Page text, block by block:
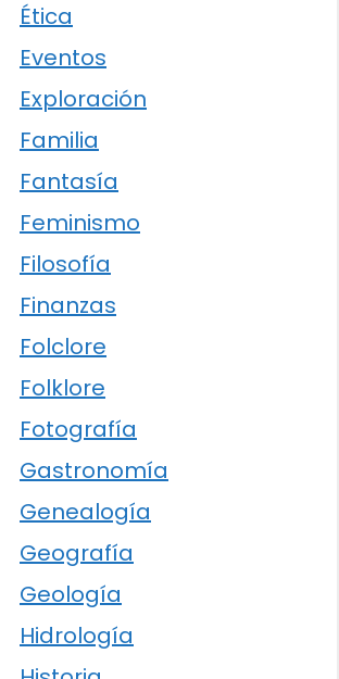
Ética
Eventos
Exploración
Familia
Fantasía
Feminismo
Filosofía
Finanzas
Folclore
Folklore
Fotografía
Gastronomía
Genealogía
Geografía
Geología
Hidrología